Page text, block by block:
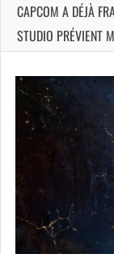
CAPCOM A DÉJÀ
STUDIO PRÉVIENT